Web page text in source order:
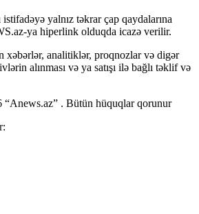
yalnız təkrar çap qaydalarına
ya hiperlink olduqda icazə verilir.
xəbərlər, analitiklər, proqnozlar və digər
alınması və ya satışı ilə bağlı təklif və
. Bütün hüquqlar qorunur